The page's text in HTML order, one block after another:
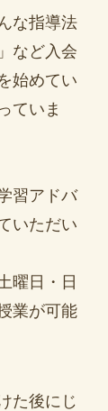
な指導法
など入会
始めてい
ていま
習アドバ
いただい
曜日・日
業が可能
た後にじ